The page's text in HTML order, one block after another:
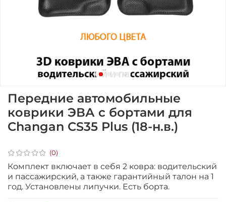
(0)
Передние автомобильные
коврики ЭВА с бортами для
Changan CS35 Plus (18-н.в.)
Комплект включает в себя 2 ковра: водительский
и пассажирский, а также гарантийный талон на 1
год. Установлены липучки. Есть борта.